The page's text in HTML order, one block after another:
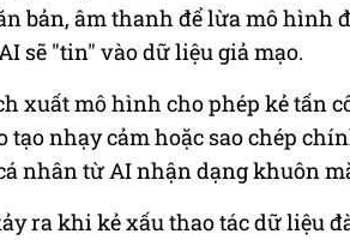
bản, âm thanh để lừa mô hình
sẽ "tin" vào dữ liệu giả mạo.
xuất mô hình cho phép kẻ tấn
tạo nhạy cảm hoặc sao chép
nhân từ AI nhận dạng khuôn
ra khi kẻ xấu thao tác dữ liệu